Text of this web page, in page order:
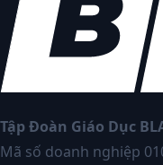
Tập Đoàn Giáo Dục
Mã số doanh nghiệp